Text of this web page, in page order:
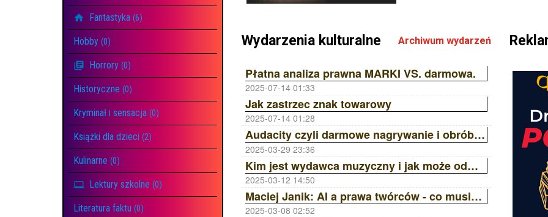
Fantastyka (6)
Hobby (0)
Horrory (0)
Historyczne (0)
Kryminał i sensacja (0)
Książki dla dzieci (2)
Kulinarne (0)
Lektury szkolne (0)
Literatura faktu (0)
Wydarzenia kulturalne Archiwum wydarzeń
Płatna analiza prawna MARKI VS. darmowa.
2025-07-14 01:33
Jak zastrzec znak towarowy
2025-07-14 01:28
Audacity czyli darmowe nagrywanie i obróbka dźwięku
2025-03-29 23:36
Kim jest wydawca muzyczny i jak może odmienić Twoją karierę? | Ania Laskowska Sony Music Publishing ZAiKS Akademia
2025-03-12 14:50
Maciej Janik: AI a prawa twórców - co musisz wiedzieć? Wywiad z prawnikiem | ZAiKS Akademia
2025-03-08 02:52